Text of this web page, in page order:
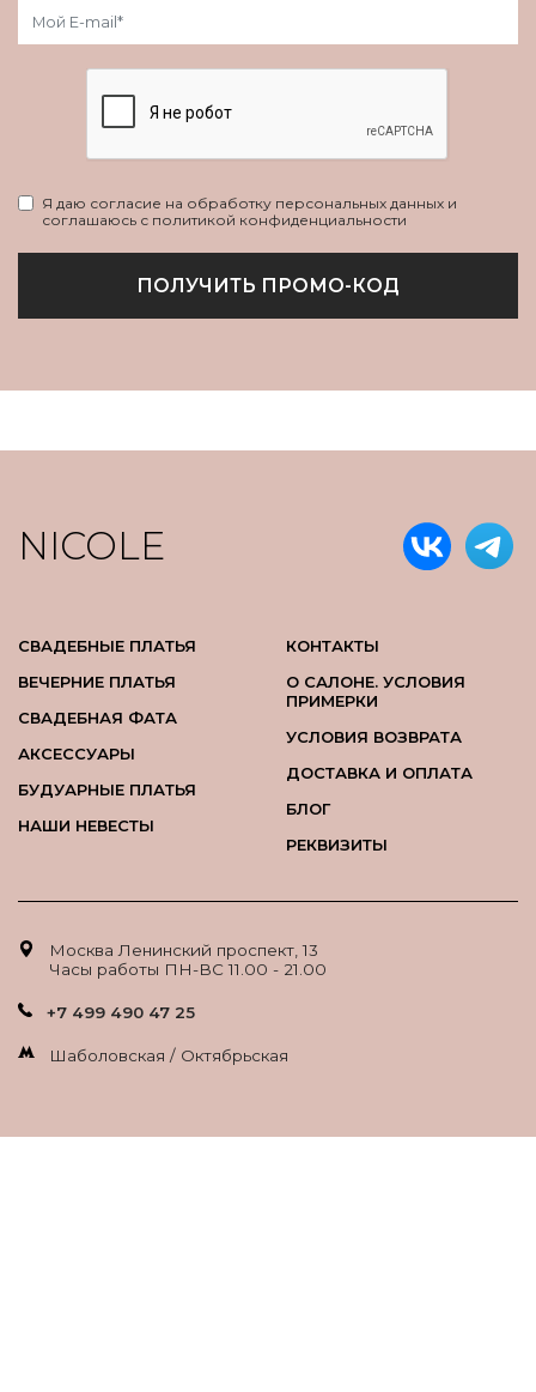
Я даю согласие на обработку персональных данных и
соглашаюсь с политикой конфиденциальности
ПОЛУЧИТЬ ПРОМО-КОД
NICOLE
СВАДЕБНЫЕ ПЛАТЬЯ
ВЕЧЕРНИЕ ПЛАТЬЯ
СВАДЕБНАЯ ФАТА
АКСЕССУАРЫ
БУДУАРНЫЕ ПЛАТЬЯ
НАШИ НЕВЕСТЫ
КОНТАКТЫ
О САЛОНЕ. УСЛОВИЯ
ПРИМЕРКИ
УСЛОВИЯ ВОЗВРАТА
ДОСТАВКА И ОПЛАТА
БЛОГ
РЕКВИЗИТЫ
Москва Ленинский проспект, 13
Часы работы ПН-ВС 11.00 - 21.00
+7 499 490 47 25
Шаболовская / Октябрьская